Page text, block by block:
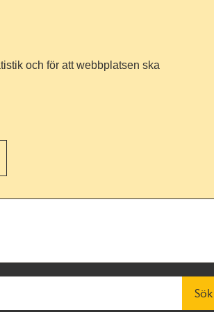
och för att webbplatsen ska
Sök